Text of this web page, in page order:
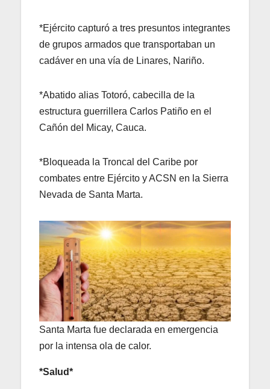
*Ejército capturó a tres presuntos integrantes
de grupos armados que transportaban un
cadáver en una vía de Linares, Nariño.
*Abatido alias Totoró, cabecilla de la
estructura guerrillera Carlos Patiño en el
Cañón del Micay, Cauca.
*Bloqueada la Troncal del Caribe por
combates entre Ejército y ACSN en la Sierra
Nevada de Santa Marta.
Santa Marta fue declarada en emergencia
por la intensa ola de calor.
*Salud*